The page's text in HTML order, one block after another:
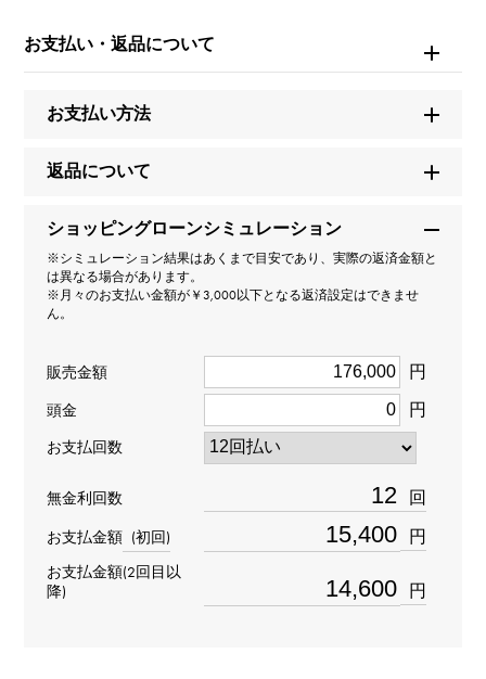
Y.NOMBRE.PUTITE.1.22.3
タイプ
リング＞数字 × リング
数字＞ 数字 × リング
材質
K18ピンクゴールド
石種
ダイヤモンド
お支払い・返品について
お支払い方法
返品について
ショッピングローンシミュレーション
※シミュレーション結果はあくまで目安であり、実際の返済金額と
は異なる場合があります。
※月々のお支払い金額が￥3,000以下となる返済設定はできませ
ん。
販売金額 円
頭金 円
お支払回数
無金利回数 回
お支払金額 (初回) 円
お支払金額(2回目以
降)
円